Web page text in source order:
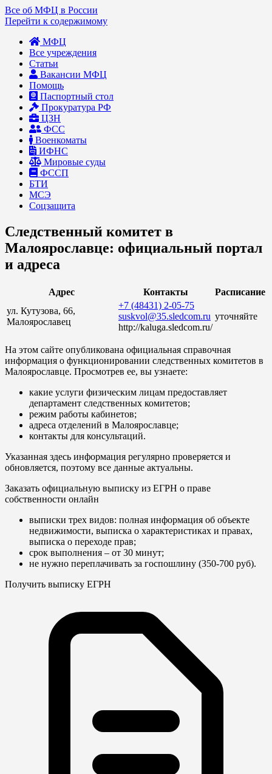
Все об МФЦ в России
Перейти к содержимому
МФЦ
Все учреждения
Статьи
Вакансии МФЦ
Помощь
Паспортный стол
Прокуратура РФ
ЦЗН
ФСС
Военкоматы
ИФНС
Мировые суды
ФССП
БТИ
МСЭ
Соцзащита
Следственный комитет в
Малоярославце: официальный портал
и адреса
Адрес Контакты
Расписание
ул. Кутузова, 66,
Малоярославец
+7 (48431) 2-05-75
suskvol@35.sledcom.ru
http://kaluga.sledcom.ru/
уточняйте
На этом сайте опубликована официальная справочная
информация о функционировании следственных комитетов в
Малоярославце. Просмотрев ее, вы узнаете:
какие услуги физическим лицам предоставляет
департамент следственных комитетов;
режим работы кабинетов;
адреса отделений в Малоярославце;
контакты для консультаций.
Указанная здесь информация регулярно проверяется и
обновляется, поэтому все данные актуальны.
Заказать официальную выписку из ЕГРН о праве
собственности онлайн
выписки трех видов: полная информация об объекте
недвижимости, выписка о характеристиках и правах,
выписка о переходе прав;
срок выполнения – от 30 минут;
не нужно переплачивать за госпошлину (350-700 руб).
Получить выписку ЕГРН